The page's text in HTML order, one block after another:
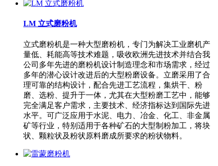
LM 立式磨粉机
立式磨粉机是一种大型磨粉机，专门为解决工业磨机产
量低、耗能高等技术难题，吸收欧洲先进技术并结合我
公司多年先进的磨粉机设计制造理念和市场需求，经过
多年的潜心设计改进后的大型粉磨设备。立磨采用了合
理可靠的结构设计，配合先进工艺流程，集烘干、粉
磨、选粉、提升于一体，尤其在大型粉磨工艺中，能够
完全满足客户需求，主要技术、经济指标达到国际先进
水平。可广泛应用于水泥、电力、冶金、化工、非金属
矿等行业，特别适用于各种矿石的大型制粉加工，将块
状、颗粒状及粉状原料磨成所要求的粉状物料。